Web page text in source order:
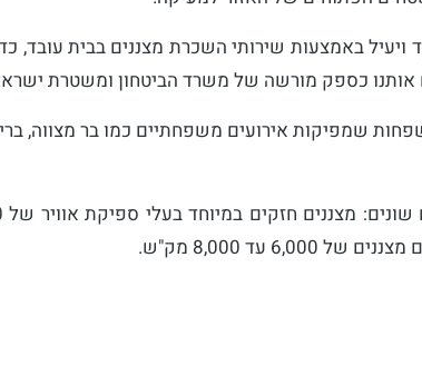
ויעיל באמצעות שירותי השכרת מצננים בבית
אותנו כספק מורשה של משרד הביטחון ומשטרת
שמפיקות אירועים משפחתיים כמו בר מצווה,